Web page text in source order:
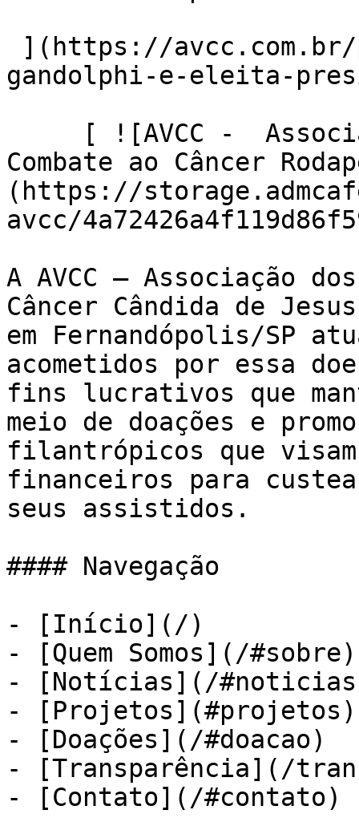
gandolphi-e-eleita-
Combate ao Câncer
(https://
avcc/
A AVCC – Associação
Câncer Cândida de
em Fernandópolis/SP
acometidos por essa
fins lucrativos que
meio de doações e
filantrópicos que
financeiros para
seus assistidos.
#### Navegação
- [Início](/)
- [Quem Somos](/#sobre)
- [Notícias](/
- [Projetos](#projetos)
- [Doações](/#doacao)
- [Transparência](/
- [Contato](/#contato)